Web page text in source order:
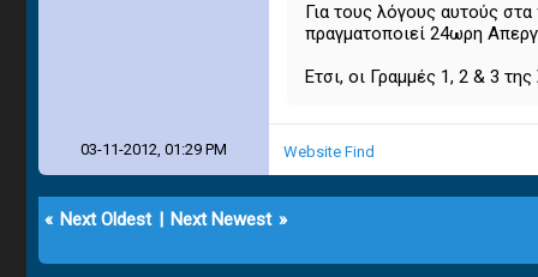
Για τους λόγους αυτούς
πραγματοποιεί 24ωρη
Ετσι, οι Γραμμές 1, 2 & 3
03-11-2012, 01:29 PM Website Find
« Next Oldest | Next Newest »